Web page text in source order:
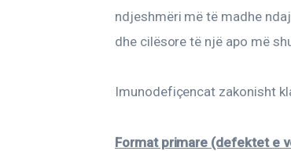
TO
ndjeshmëri më të madhe
dhe cilësore të një apo më
Imunodefiçencat zakonisht
Format primare (defektet e